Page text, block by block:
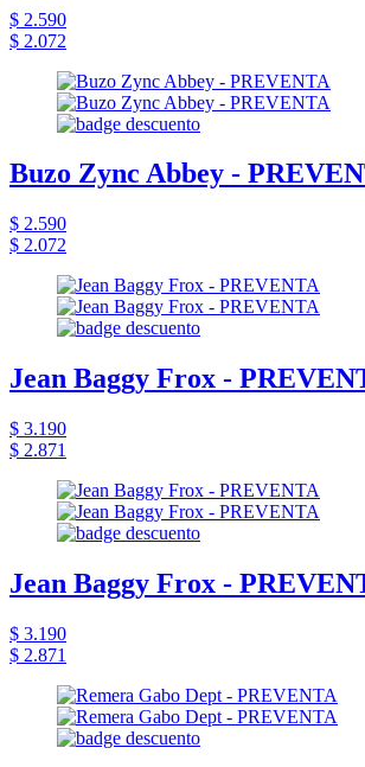
$ 2.590
$ 2.072
Buzo Zync Abbey -
$ 2.590
$ 2.072
Jean Baggy Frox -
$ 3.190
$ 2.871
Jean Baggy Frox -
$ 3.190
$ 2.871